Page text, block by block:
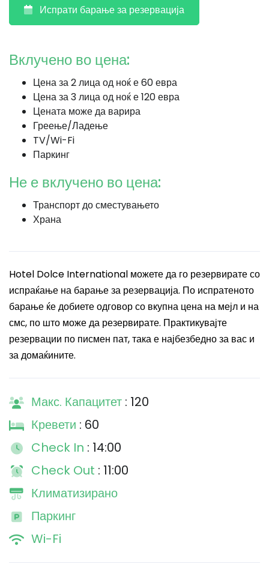
Испрати барање за резервација
Вклучено во цена:
Цена за 2 лица од ноќ е 60 евра
Цена за 3 лица од ноќ е 120 евра
Цената може да варира
Греење/Ладење
TV/Wi-Fi
Паркинг
Не е вклучено во цена:
Транспорт до сместувањето
Храна
Hotel Dolce International можете да го резервирате со
испраќање на барање за резервација. По испратеното
барање ќе добиете одговор со вкупна цена на мејл и на
смс, по што може да резервирате. Практикувајте
резервации по писмен пат, така е најбезбедно за вас и
за домаќините.
Макс. Капацитет : 120
Кревети : 60
Check In : 14:00
Check Out : 11:00
Климатизирано
Паркинг
Wi-Fi